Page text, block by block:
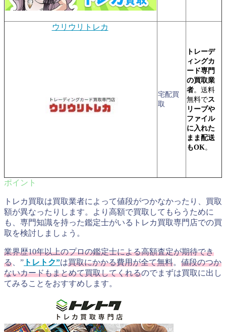
ウリウリトレカ
宅配買
取
トレーデ
ィングカ
ード専門
の買取業
者。送料
無料でス
リーブや
ファイル
に入れた
まま配送
もOK。
トレカ買取は買取業者によって値段がつかなかったり、買取
額が異なったりします。より高額で買取してもらうために
も、専門知識を持った鑑定士がいるトレカ買取専門店での買
取を検討しましょう。
業界歴10年以上のプロの鑑定士による高額査定が期待でき
る、” トレトク”は買取にかかる費用が全て無料。 値段のつか
ないカードもまとめて買取してくれるのでまずは買取に出し
てみることをおすすめします。